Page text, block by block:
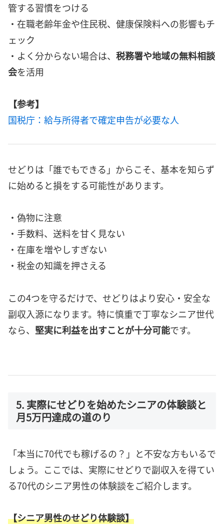
管する習慣をつける
・在職老齢年金や住民税、健康保険料への影響もチ
ェック
・よく分からない場合は、 税務署や地域の無料相談
会を活用
【参考】
国税庁：給与所得者で確定申告が必要な人
せどりは「誰でもできる」からこそ、基本を知らず
に始めると損をする可能性があります。
・偽物に注意
・手数料、送料を甘く見ない
・在庫を増やしすぎない
・税金の知識を押さえる
この4つを守るだけで、せどりはより安心・安全な
副収入源になります。特に慎重で丁寧なシニア世代
なら、 堅実に利益を出すことが十分可能です。
5. 実際にせどりを始めたシニアの体験談と
月5万円達成の道のり
「本当に70代でも稼げるの？」と不安な方もいるで
しょう。ここでは、実際にせどりで副収入を得てい
る70代のシニア男性の体験談をご紹介します。
【シニア男性のせどり体験談】